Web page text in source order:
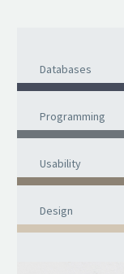
Databases
Programming
Usability
Design